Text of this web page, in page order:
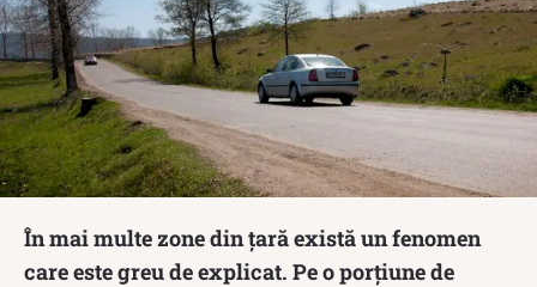
În mai multe zone din țară există un fenomen
care este greu de explicat. Pe o porțiune de